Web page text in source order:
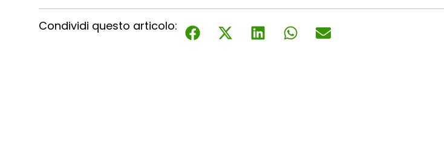
Condividi questo articolo: